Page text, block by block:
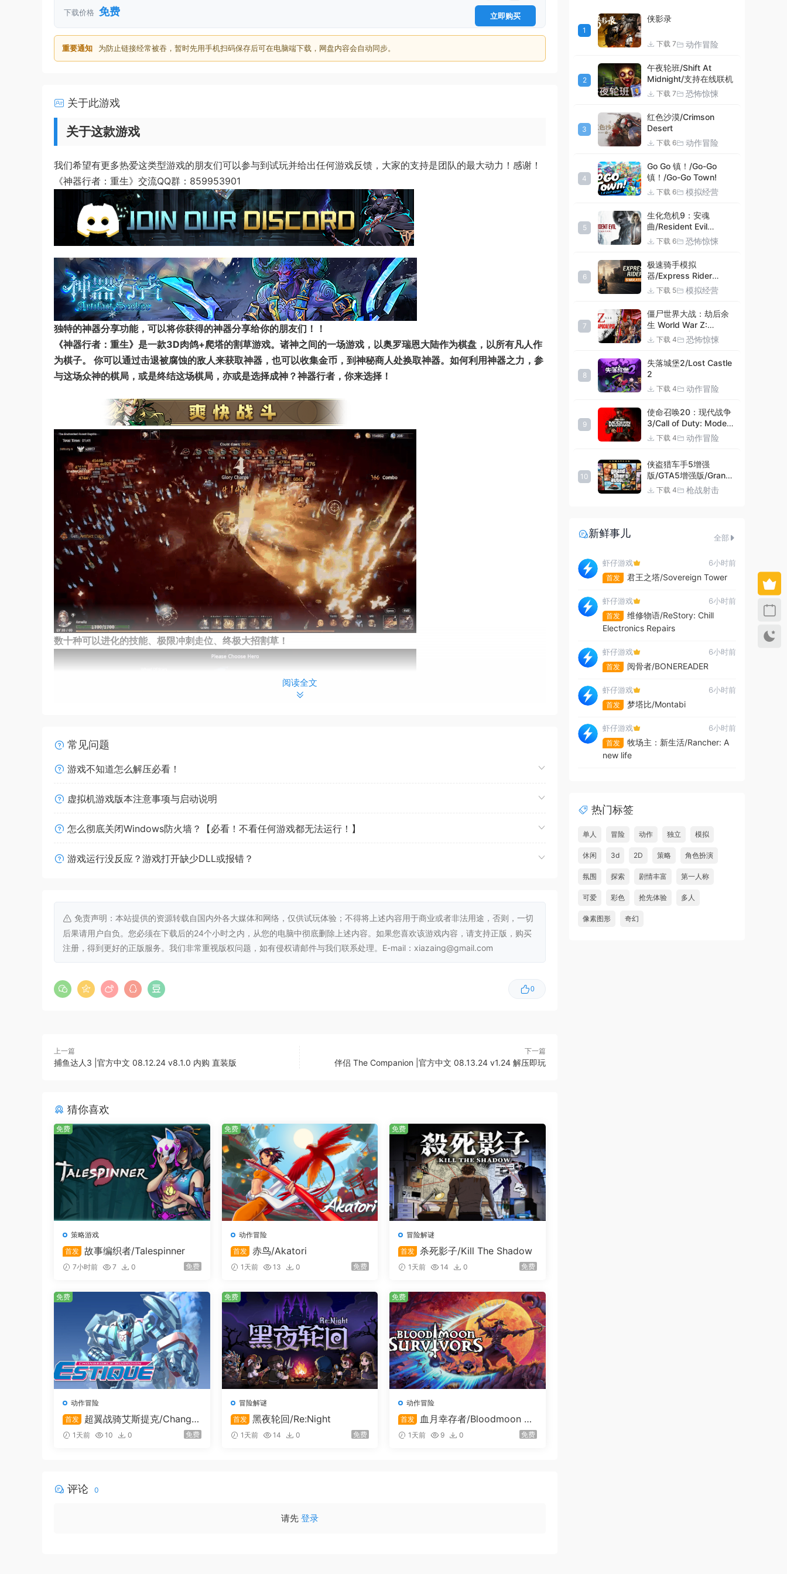
下载价格 免费 立即购买
重要通知 为防止链接经常被吞，暂时先用手机扫码保存后可在电脑端下载，网盘内容会自动同步。
关于此游戏
关于这款游戏
我们希望有更多热爱这类型游戏的朋友们可以参与到试玩并给出任何游戏反馈，大家的支持是团队的最大动力！感谢！
《神器行者：重生》交流QQ群：859953901
独特的神器分享功能，可以将你获得的神器分享给你的朋友们！！
《神器行者：重生》是一款3D肉鸽+爬塔的割草游戏。诸神之间的一场游戏，以奥罗瑞恩大陆作为棋盘，以所有凡人作
为棋子。 你可以通过击退被腐蚀的敌人来获取神器，也可以收集金币，到神秘商人处换取神器。如何利用神器之力，参
与这场众神的棋局，或是终结这场棋局，亦或是选择成神？神器行者，你来选择！
数十种可以进化的技能、极限冲刺走位、终极大招割草！
短局战斗，每局战斗后可以买买买提升战斗力！
阅读全文
常见问题
游戏不知道怎么解压必看！
虚拟机游戏版本注意事项与启动说明
怎么彻底关闭Windows防火墙？【必看！不看任何游戏都无法运行！】
游戏运行没反应？游戏打开缺少DLL或报错？
免责声明：本站提供的资源转载自国内外各大媒体和网络，仅供试玩体验；不得将上述内容用于商业或者非法用途，否则，一切
后果请用户自负。您必须在下载后的24个小时之内，从您的电脑中彻底删除上述内容。如果您喜欢该游戏内容，请支持正版，购买
注册，得到更好的正版服务。我们非常重视版权问题，如有侵权请邮件与我们联系处理。E-mail：xiazaing@gmail.com
0
上一篇
捕鱼达人3 |官方中文 08.12.24 v8.1.0 内购 直装版
下一篇
伴侣 The Companion |官方中文 08.13.24 v1.24 解压即玩
猜你喜欢
策略游戏
首发 故事编织者/Talespinner
7小时前 7 0 免费
免费
动作冒险
首发
赤鸟/Akatori
1天前 13 0 免费
免费
冒险解谜
首发
杀死影子/Kill The Shadow
1天前 14 0 免费
免费
动作冒险
首发
超翼战骑艾斯提克/Change
able Guardian ESTIQUE
1天前 10 0 免费
免费
冒险解谜
首发
黑夜轮回/Re:Night
1天前 14 0 免费
免费
动作冒险
首发
血月幸存者/Bloodmoon Su
rvivors
1天前 9 0 免费
免费
评论 0
请先 登录
1
侠影录
下载 7 动作冒险
2
午夜轮班/Shift At
Midnight/支持在线联机
下载 7 恐怖惊悚
3
红色沙漠/Crimson
Desert
下载 6 动作冒险
4
Go Go 镇！/Go-Go
镇！/Go-Go Town!
下载 6 模拟经营
5
生化危机9：安魂
曲/Resident Evil
Requiem
下载 6 恐怖惊悚
6
极速骑手模拟
器/Express Rider
Simulator
下载 5 模拟经营
7
僵尸世界大战：劫后余
生 World War Z:
Aftermath |官方中文
09.27.24 v20240924
集成DLCs 赠多项修改器
+赠999等级.荣誉技能.
紫色荣誉头框.荣誉枪械
技能.解锁存档 解压即玩
下载 4 恐怖惊悚
8
失落城堡2/Lost Castle
2
下载 4 动作冒险
9
使命召唤20：现代战争
3/Call of Duty: Modern
Warfare III
下载 4 动作冒险
10
侠盗猎车手5增强
版/GTA5增强版/Grand
Theft Auto V
下载 4 枪战射击
新鲜事儿 全部
虾仔游戏 6小时前
首发 君王之塔/Sovereign Tower
虾仔游戏 6小时前
首发
维修物语/ReStory: Chill
Electronics Repairs
虾仔游戏 6小时前
首发 阅骨者/BONEREADER
虾仔游戏 6小时前
首发 梦塔比/Montabi
虾仔游戏 6小时前
首发
牧场主：新生活/Rancher: A
new life
虾仔游戏
首发 故事编织者/Talespinner
虾仔游戏 7小时前
Turret Simulator
首发 巨型金岩/Big Golden Rock
热门标签
单人 冒险 动作 独立 模拟
休闲 3d 2D 策略 角色扮演
氛围 探索 剧情丰富 第一人称
可爱 彩色 抢先体验 多人
像素图形 奇幻